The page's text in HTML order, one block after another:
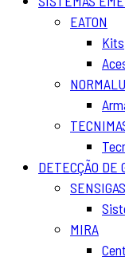
EATON
Kits
DETECÇÃO DE
SENSIGAS
MIRA